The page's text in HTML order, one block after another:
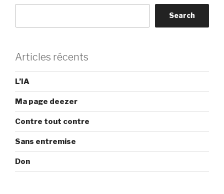
Search
Articles récents
L’IA
Ma page deezer
Contre tout contre
Sans entremise
Don